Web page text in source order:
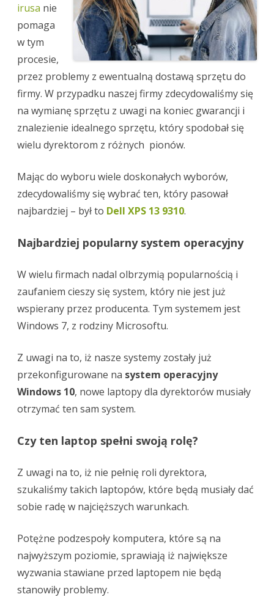
irusa nie
pomaga
w tym
procesie,
przez problemy z ewentualną dostawą sprzętu do
firmy. W przypadku naszej firmy zdecydowaliśmy się
na wymianę sprzętu z uwagi na koniec gwarancji i
znalezienie idealnego sprzętu, który spodobał się
wielu dyrektorom z różnych pionów.
Mając do wyboru wiele doskonałych wyborów,
zdecydowaliśmy się wybrać ten, który pasował
najbardziej – był to Dell XPS 13 9310.
Najbardziej popularny system operacyjny
W wielu firmach nadal olbrzymią popularnością i
zaufaniem cieszy się system, który nie jest już
wspierany przez producenta. Tym systemem jest
Windows 7, z rodziny Microsoftu.
Z uwagi na to, iż nasze systemy zostały już
przekonfigurowane na system operacyjny
Windows 10, nowe laptopy dla dyrektorów musiały
otrzymać ten sam system.
Czy ten laptop spełni swoją rolę?
Z uwagi na to, iż nie pełnię roli dyrektora,
szukaliśmy takich laptopów, które będą musiały dać
sobie radę w najcięższych warunkach.
Potężne podzespoły komputera, które są na
najwyższym poziomie, sprawiają iż największe
wyzwania stawiane przed laptopem nie będą
stanowiły problemy.